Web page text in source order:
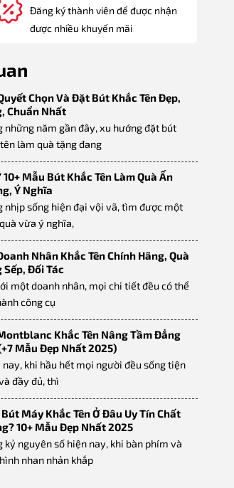
Đăng ký thành viên để được nhận
được nhiều khuyến mãi
Chọn Và Đặt Bút Khắc Tên Đẹp,
Chuẩn Nhất
những năm gần đây, xu hướng đặt bút
làm quà tặng đang
10+ Mẫu Bút Khắc Tên Làm Quà Ấn
Ý Nghĩa
nhịp sống hiện đại vội vã, tìm được một
vừa ý nghĩa,
Nhân Khắc Tên Chính Hãng, Quà
Sếp, Đối Tác
một doanh nhân, mọi chi tiết đều có thể
công cụ
Khắc Tên Nâng Tầm Đẳng
Mẫu Đẹp Nhất 2025)
nay, khi hầu hết mọi người đều sống tiện
đầy đủ, thì
Máy Khắc Tên Ở Đâu Uy Tín Chất
10+ Mẫu Đẹp Nhất 2025
kỷ nguyên số hiện nay, khi bàn phím và
nhan nhản khắp